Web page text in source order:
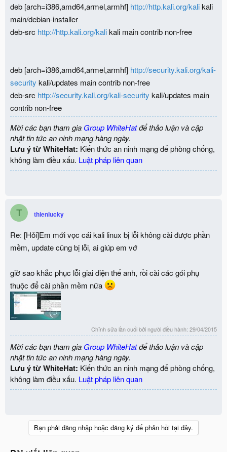
deb [arch=i386,amd64,armel,armhf] http://http.kali.org/kalikali
main/debian-installer
deb-src http://http.kali.org/kalikali main contrib non-free
deb [arch=i386,amd64,armel,armhf] http://security.kali.org/kali-
security kali/updates main contrib non-free
deb-src http://security.kali.org/kali-security kali/updates main
contrib non-free
Mời các bạn tham gia Group WhiteHatđể thảo luận và cập
nhật tin tức an ninh mạng hàng ngày.
Lưu ý từ WhiteHat: Kiến thức an ninh mạng để phòng chống,
không làm điều xấu. Luật pháp liên quan
T thienlucky
Re: [Hỏi]Em mới vọc cái kali linux bị lỗi không cài được phần
mềm, update cũng bị lỗi, ai giúp em vớ
giờ sao khắc phục lỗi giai diện thế anh, rồi cài các gói phụ
thuộc để cài phần mềm nữa
Chỉnh sửa lần cuối bởi người điều hành: 29/04/2015
Mời các bạn tham gia Group WhiteHatđể thảo luận và cập
nhật tin tức an ninh mạng hàng ngày.
Lưu ý từ WhiteHat: Kiến thức an ninh mạng để phòng chống,
không làm điều xấu. Luật pháp liên quan
Bạn phải đăng nhập hoặc đăng ký để phản hồi tại đây.